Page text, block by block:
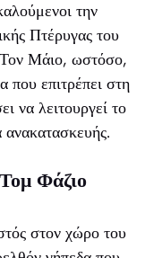
την
Πτέρυγας του
Μάιο, ωστόσο,
που επιτρέπει στη
να λειτουργεί το
Φάζιο
στον χώρο του